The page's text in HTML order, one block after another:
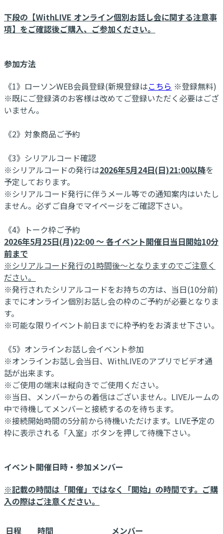
下段の【WithLIVE オンライン個別お話し会に関する注意事
項】をご確認後ご購入、ご参加ください。
参加方法
《1》ローソンWEB会員登録(新規登録はこちら ※登録無料)
※既にご登録済のお客様は改めてご登録いただく必要はござ
いません。
《2》対象商品ご予約
《3》シリアルコード確認
※シリアルコードの発行は2026年5月24日(日)21:00以降を
予定しております。
※シリアルコード発行に伴うメール等での通知案内はいたし
ません。必ずご自身でマイページをご確認下さい。
《4》トーク枠ご予約
2026年5月25日(月)22:00 ～ 各イベント開催日当日開始10分
前まで
※シリアルコード発行の1時間後～となりますのでご注意く
ださい。
※発行されたシリアルコードをお持ちの方は、当日(10分前)
までにオンライン個別お話し会の枠のご予約が必要となりま
す。
※可能な限りイベント前日までに枠予約をお済ませ下さい。
《5》オンラインお話し会イベント参加
※オンラインお話し会当日、WithLIVEのアプリでビデオ通
話が出来ます。
※ご使用の端末は縦向きでご使用ください。
※当日、メンバーからの着信はございません。LIVEルームの
中で待機してメンバーと接続するのを待ちます。
※接続開始時間の5分前から待機いただけます。LIVE予定の
枠に表示される「入室」ボタンを押して待機下さい。
イベント開催日時・参加メンバー
※記載の時間は「開催」ではなく「開始」の時間です。ご購
入の際はご注意ください。
日程 時間 メンバー